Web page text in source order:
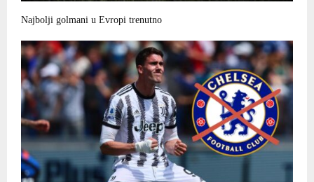
Najbolji golmani u Evropi trenutno